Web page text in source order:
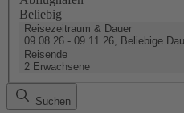
Beliebig
Reisezeitraum & Dauer
09.08.26 - 09.11.26, Beliebige
Reisende
2 Erwachsene
Suchen